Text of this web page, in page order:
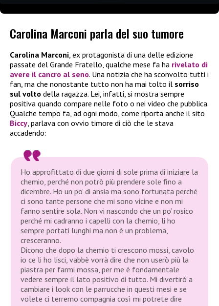
Carolina Marconi parla del suo tumore
Carolina Marconi, ex protagonista di una delle edizione
passate del Grande Fratello, qualche mese fa ha rivelato di
avere il cancro al seno. Una notizia che ha sconvolto tutti i
fan, ma che nonostante tutto non ha mai tolto il sorriso
sul volto della ragazza. Lei, infatti, si mostra sempre
positiva quando compare nelle foto o nei video che pubblica.
Qualche tempo fa, ad ogni modo, come riporta anche il sito
Biccy, parlava con ovvio timore di ciò che le stava
accadendo:
Ho approfittato di due giorni di sole prima di iniziare la
chemio, perché non potrò più prendere sole fino a
dicembre. Ho un po’ di ansia ma sono fortunata perché
ci sono tante persone che mi sono vicine e non mi
fanno sentire sola. Non vi nascondo che un po’ rosico
perché mi cadranno i capelli con la chemio, li ho
sempre portati lunghi ma non è un problema,
cresceranno.
Dicono che dopo la chemio ti crescono mossi, cavolo
io ce li ho lisci, vabbè vorrà dire che non userò più la
piastra per farmi mossa, per me è fondamentale
vedere sempre il lato positivo di tutto. Mi divertirò a
cambiare i look con le parrucche in questi mesi e se
volete ci terremo compagnia così mi potrete dire